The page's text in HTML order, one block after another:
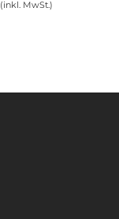
(inkl. MwSt.)